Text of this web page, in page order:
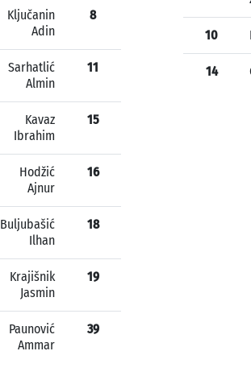
Ključanin
Adin
8
Sarhatlić
Almin
11
Kavaz
Ibrahim
15
Hodžić
Ajnur
16
Buljubašić
Ilhan
18
Krajišnik
Jasmin
19
Paunović
Ammar
39
10
14